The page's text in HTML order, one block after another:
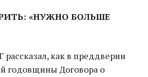
«НУЖНО БОЛЬШЕ
рассказал, как в преддверии
годовщины Договора о